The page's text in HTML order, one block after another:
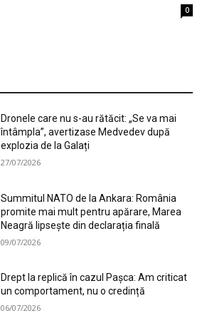
0
Dronele care nu s-au rătăcit: „Se va mai
întâmpla”, avertizase Medvedev după
explozia de la Galați
27/07/2026
Summitul NATO de la Ankara: România
promite mai mult pentru apărare, Marea
Neagră lipsește din declarația finală
09/07/2026
Drept la replică în cazul Pașca: Am criticat
un comportament, nu o credință
06/07/2026